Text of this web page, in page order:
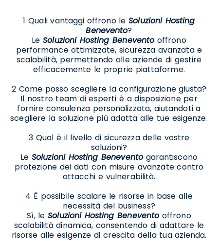
1 Quali vantaggi offrono leSoluzioni Hosting
Benevento?
LeSoluzioni Hosting Beneventooffrono
performance ottimizzate, sicurezza avanzata e
scalabilità, permettendo alle aziende di gestire
efficacemente le proprie piattaforme.
2 Come posso scegliere la configurazione giusta?
Il nostro team di esperti è a disposizione per
fornire consulenza personalizzata, aiutandoti a
scegliere la soluzione più adatta alle tue esigenze.
3 Qual è il livello di sicurezza delle vostre
soluzioni?
LeSoluzioni Hosting Beneventogarantiscono
protezione dei dati con misure avanzate contro
attacchi e vulnerabilità.
4 È possibile scalare le risorse in base alle
necessità del business?
Sì, leSoluzioni Hosting Beneventooffrono
scalabilità dinamica, consentendo di adattare le
risorse alle esigenze di crescita della tua azienda.